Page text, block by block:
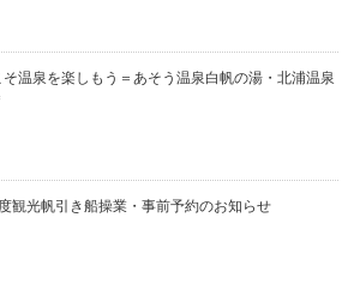
そ温泉を楽しもう＝あそう温泉白帆の湯・北浦温泉
観光帆引き船操業・事前予約のお知らせ